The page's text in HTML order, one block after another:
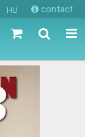
HU contact